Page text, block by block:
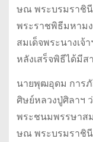
ษณ พระบรมราชินี
พระราชพิธีมหาม
สมเด็จพระนางเจ้
หลังเสร็จพิธีได้มี
นายพุฒอุดม การ
ศิษย์หลวงปู่ศิลาฯ
พระชนมพรรษาส
ษณ พระบรมราชินี